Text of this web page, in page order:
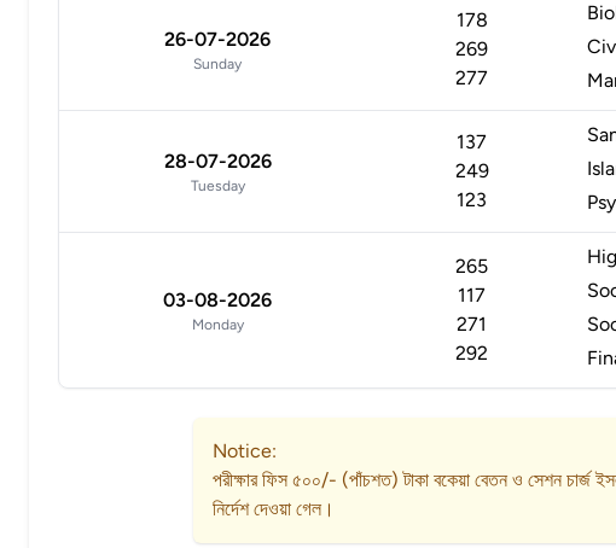
26-07-2026
Sunday
178
269
277
28-07-2026
Tuesday
137
249
123
03-08-2026
Monday
265
117
271
292
Notice:
পরীক্ষার ফিস ৫০০/- (পাঁচশত) টাকা বকেয়া বেতন ও সেশন চার্জ
নির্দেশ দেওয়া গেল।